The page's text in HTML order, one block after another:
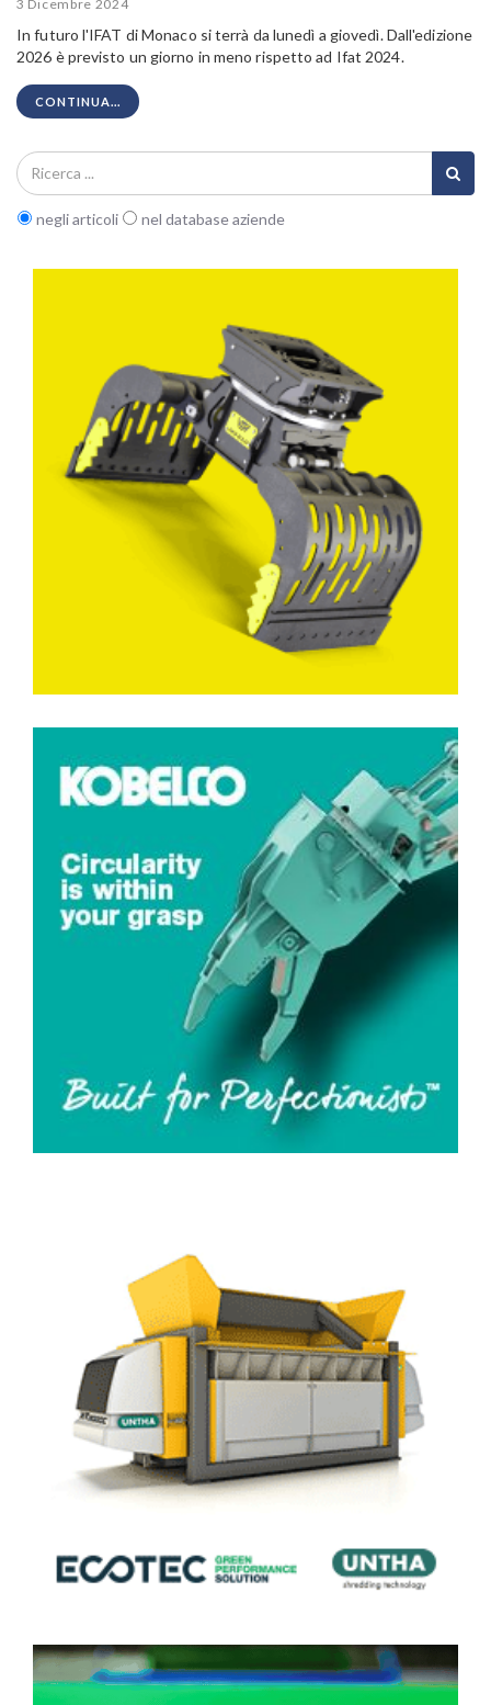
3 Dicembre 2024
In futuro l'IFAT di Monaco si terrà da lunedì a giovedì. Dall'edizione
2026 è previsto un giorno in meno rispetto ad Ifat 2024.
CONTINUA...
negli articoli nel database aziende